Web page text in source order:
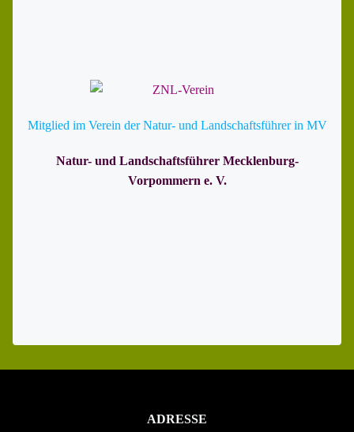
Mitglied im Verein der Natur- und Landschaftsführer in MV
Natur- und Landschaftsführer Mecklenburg-
Vorpommern e. V.
ADRESSE